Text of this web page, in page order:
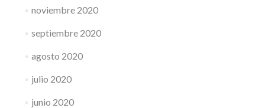
noviembre 2020
septiembre 2020
agosto 2020
julio 2020
junio 2020